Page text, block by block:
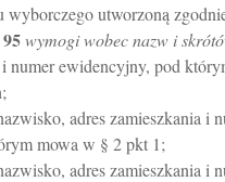
wyborczego utworzoną
95wymogi wobec nazw i
numer ewidencyjny, pod
adres zamieszkania i
mowa w § 2 pkt 1;
adres zamieszkania i